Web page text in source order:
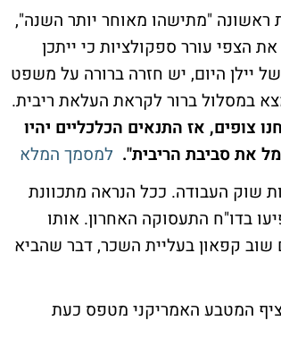
ראשונה "מתישהו מאוחר יותר השנה",
הצפי עורר ספקולציות כי ייתכן
היום, יש חזרה ברורה על משפט
במסלול ברור לקראת העלאת ריבית.
צופים, אז התנאים הכלכליים יהיו
את סביבת הריבית". למסמך המלא
שוק העבודה. ככל הנראה מתכוונת
בדו"ח התעסוקה האחרון. אותו
לכדי 5.3%, אך בה בעת נרשם שוב קפאון בעליית השכר, דבר שהביא
בירידה של 0.26% אך בשלב הרציף המטבע האמריקני מטפס כעת